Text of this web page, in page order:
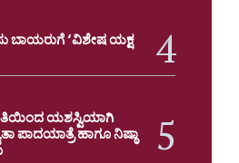
ಬಾಯರುಗೆ ‘ವಿಶೇಷ ಯಕ್ಷ
ಯಶಸ್ವಿಯಾಗಿ
ಪಾದಯಾತ್ರೆ ಹಾಗೂ ನಿಷ್ಠಾ